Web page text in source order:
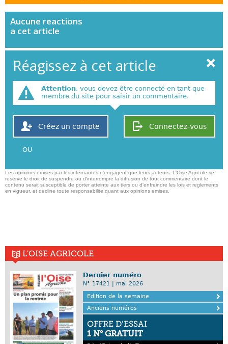
Aucune reactions
a cet article
Réagissez à cet article
Attention, vous devez être connecté en tant que
membre du site pour saisir un commentaire.
Connectez-vous
Créez un compte
OU
Les opinions emises par les internautes n'engagent que leurs auteurs. L'Oise Agricole se
reserve le droit de suspendre ou d'interrompre la diffusion de tout commentaire dont le
contenu serait susceptible de porter atteinte aux tiers ou d'enfreindre les lois et reglements
en vigueur, et decline toute responsabilite quant aux opinions emises,
L'OISE AGRICOLE
Dernier numéro
N° 17421 | mai 2026
Edition de la semaine
Anciens numéros
OFFRE D’ESSAI
1 N° GRATUIT